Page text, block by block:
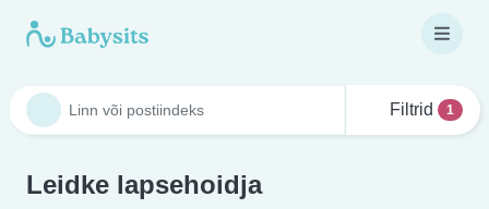
Filtrid 1
Leidke lapsehoidja